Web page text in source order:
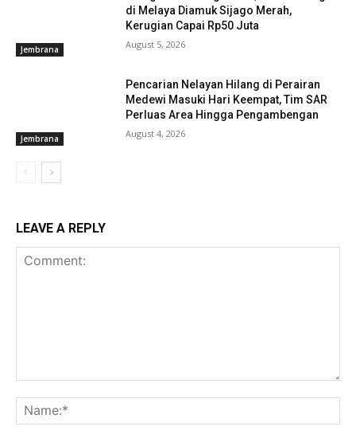
Jembrana
di Melaya Diamuk Sijago Merah,
Kerugian Capai Rp50 Juta
August 5, 2026
Jembrana
Pencarian Nelayan Hilang di Perairan
Medewi Masuki Hari Keempat, Tim SAR
Perluas Area Hingga Pengambengan
August 4, 2026
LEAVE A REPLY